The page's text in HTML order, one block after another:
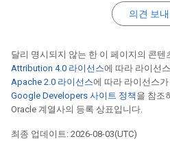
의견 보
달리 명시되지 않는 한 이 페이지의 콘텐
Attribution 4.0 라이선스에 따라 라이선
Apache 2.0 라이선스에 따라 라이선스
Google Developers 사이트 정책 을 참조
Oracle 계열사의 등록 상표입니다.
최종 업데이트: 2026-08-03(UTC)